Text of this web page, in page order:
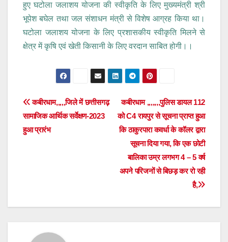
हुए घटोला जलाशय योजना की स्वीकृति के लिए मुख्यमंत्री श्री
भूपेश बघेल तथा जल संशाधन मंत्री से विशेष आग्रह किया था।
घटोला जलाशय योजना के लिए प्रशासकीय स्वीकृति मिलने से
क्षेत्र में कृषि एवं खेती किसानी के लिए वरदान साबित होगी।।
Post
navigation
कबीरधाम ,,,,,,,पुलिस डायल 112
को C4 रायपुर से सूचना प्राप्त हुआ
कि ठाकुरपारा कवर्धा के कॉलर द्वारा
सूचना दिया गया, कि एक छोटी
बालिका उम्र लगभग 4 – 5 वर्ष
अपने परिजनों से बिछड़ कर रो रही
है,
कबीरधाम,,,,,जिले में छत्तीसगढ़
सामाजिक आर्थिक सर्वेक्षण-2023
हुआ प्रारंभ